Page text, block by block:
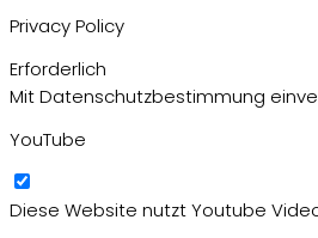
Privacy Policy
Erforderlich
Mit Datenschutzbestimmung
YouTube
Diese Website nutzt Youtube